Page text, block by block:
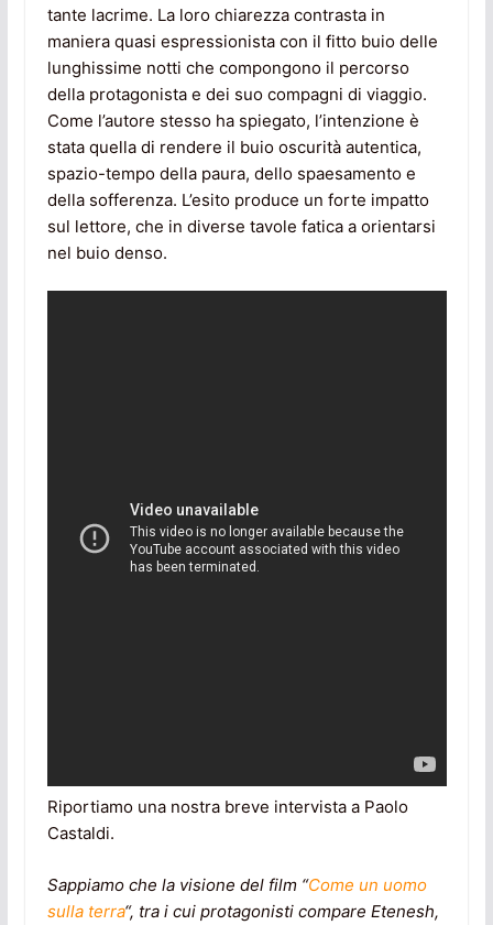
tante lacrime. La loro chiarezza contrasta in
maniera quasi espressionista con il fitto buio delle
lunghissime notti che compongono il percorso
della protagonista e dei suo compagni di viaggio.
Come l’autore stesso ha spiegato, l’intenzione è
stata quella di rendere il buio oscurità autentica,
spazio-tempo della paura, dello spaesamento e
della sofferenza. L’esito produce un forte impatto
sul lettore, che in diverse tavole fatica a orientarsi
nel buio denso.
Riportiamo una nostra breve intervista a Paolo
Castaldi.
Sappiamo che la visione del film “Come un uomo
sulla terra“, tra i cui protagonisti compare Etenesh,